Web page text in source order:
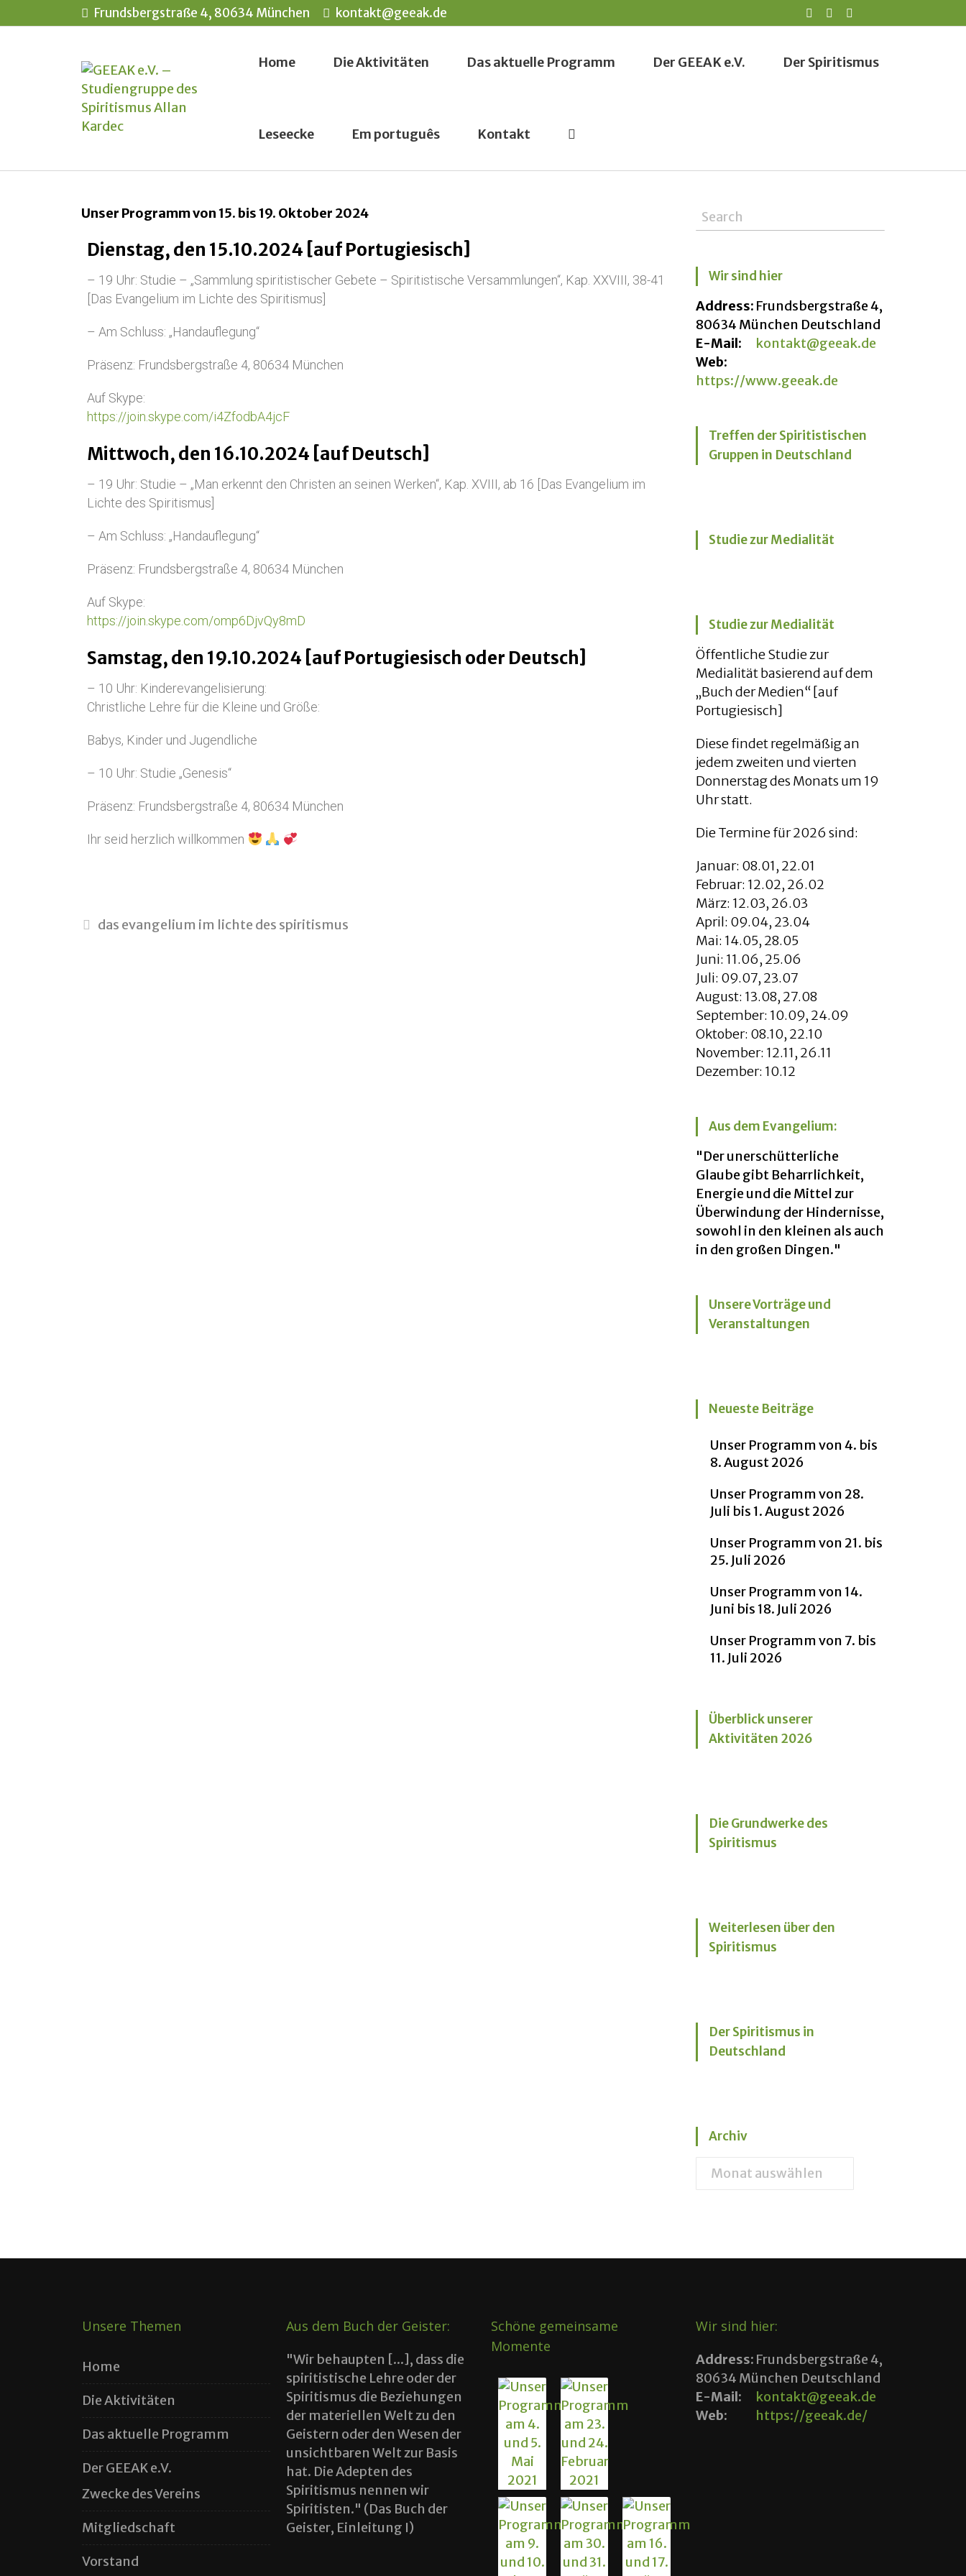
Frundsbergstraße 4, 80634 München kontakt@geeak.de
Home Die Aktivitäten Das aktuelle Programm Der GEEAK e.V. Der Spiritismus
Leseecke Em português Kontakt
Unser Programm von 15. bis 19. Oktober 2024
Dienstag, den 15.10.2024 [auf Portugiesisch]
– 19 Uhr: Studie – „Sammlung spiritistischer Gebete – Spiritistische Versammlungen“, Kap. XXVIII, 38-41
[Das Evangelium im Lichte des Spiritismus]
– Am Schluss: „Handauflegung“
Präsenz: Frundsbergstraße 4, 80634 München
Auf Skype:
https://join.skype.com/i4ZfodbA4jcF
Mittwoch, den 16.10.2024 [auf Deutsch]
– 19 Uhr: Studie – „Man erkennt den Christen an seinen Werken“, Kap. XVIII, ab 16 [Das Evangelium im
Lichte des Spiritismus]
– Am Schluss: „Handauflegung“
Präsenz: Frundsbergstraße 4, 80634 München
Auf Skype:
https://join.skype.com/omp6DjvQy8mD
Samstag, den 19.10.2024 [auf Portugiesisch oder Deutsch]
– 10 Uhr: Kinderevangelisierung:
Christliche Lehre für die Kleine und Größe:
Babys, Kinder und Jugendliche
– 10 Uhr: Studie „Genesis“
Präsenz: Frundsbergstraße 4, 80634 München
Ihr seid herzlich willkommen
das evangelium im lichte des spiritismus
Wir sind hier
Address: Frundsbergstraße 4,
80634 München Deutschland
E-Mail:
kontakt@geeak.de
Web:
https://www.geeak.de
Treffen der Spiritistischen
Gruppen in Deutschland
Studie zur Medialität
Studie zur Medialität
Öffentliche Studie zur
Medialität basierend auf dem
„Buch der Medien“ [auf
Portugiesisch]
Diese findet regelmäßig an
jedem zweiten und vierten
Donnerstag des Monats um 19
Uhr statt.
Die Termine für 2026 sind:
Januar: 08.01, 22.01
Februar: 12.02, 26.02
März: 12.03, 26.03
April: 09.04, 23.04
Mai: 14.05, 28.05
Juni: 11.06, 25.06
Juli: 09.07, 23.07
August: 13.08, 27.08
September: 10.09, 24.09
Oktober: 08.10, 22.10
November: 12.11, 26.11
Dezember: 10.12
Aus dem Evangelium:
"Der unerschütterliche
Glaube gibt Beharrlichkeit,
Energie und die Mittel zur
Überwindung der Hindernisse,
sowohl in den kleinen als auch
in den großen Dingen."
Unsere Vorträge und
Veranstaltungen
Neueste Beiträge
Unser Programm von 4. bis
8. August 2026
Unser Programm von 28.
Juli bis 1. August 2026
Unser Programm von 21. bis
25. Juli 2026
Unser Programm von 14.
Juni bis 18. Juli 2026
Unser Programm von 7. bis
11. Juli 2026
Überblick unserer
Aktivitäten 2026
Die Grundwerke des
Spiritismus
Weiterlesen über den
Spiritismus
Der Spiritismus in
Deutschland
Archiv
Unsere Themen
Home
Die Aktivitäten
Das aktuelle Programm
Der GEEAK e.V.
Zwecke des Vereins
Mitgliedschaft
Vorstand
Aus dem Buch der Geister:
"Wir behaupten [...], dass die
spiritistische Lehre oder der
Spiritismus die Beziehungen
der materiellen Welt zu den
Geistern oder den Wesen der
unsichtbaren Welt zur Basis
hat. Die Adepten des
Spiritismus nennen wir
Spiritisten." (Das Buch der
Geister, Einleitung I)
Schöne gemeinsame
Momente
Wir sind hier:
Address: Frundsbergstraße 4,
80634 München Deutschland
E-Mail:
kontakt@geeak.de
Web:
https://geeak.de/